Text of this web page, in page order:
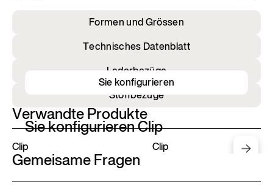
Formen und Grössen
Technisches Datenblatt
Lederbezüge
Stoffbezüge
Sie konfigurieren Clip
Sie konfigurieren
Verwandte Produkte
Clip Clip
Gemeisame Fragen